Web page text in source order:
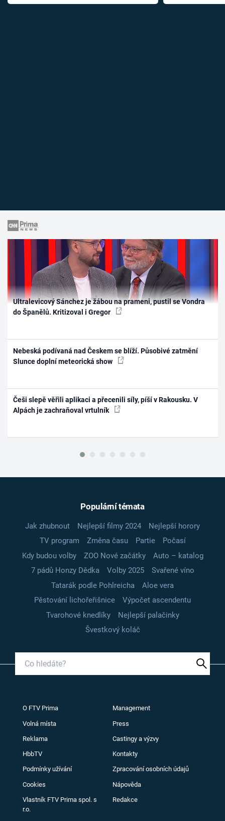
Ultralevicový Sánchez je žábou na prameni, pustil se Vondra
do Španělů. Kritizoval i Gregor
Nebeská podívaná nad Českem se blíží. Působivé zatmění
Slunce doplní meteorická show
Češi slepě věřili aplikaci a přecenili síly, píší v Rakousku. V
Alpách je zachraňoval vrtulník
Populární témata
Jak zhubnout Nejlepší filmy 2024
Nejlepší horory
TV program
Změna času Partie
Počasí
Kdy budou volby
ZOO Nové začátky
Auto – katalog
7 pádů Honzy Dědka
Volby 2025
Svařené víno
Tatarák podle Pohlreicha
Aloe vera
Pěstování lichořeřišnice
Výpočet ascendentu
Tvarohové knedlíky
Nejlepší palačinky
Švestkový koláč
O FTV Prima Management
Volná místa Press
Reklama Castingy a výzvy
HbbTV Kontakty
Podmínky užívání Zpracování osobních údajů
Cookies Nápověda
Vlastník FTV Prima spol. s
r.o.
Redakce